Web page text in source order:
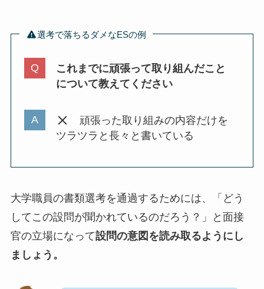
選考で落ちるダメなESの例
これまでに頑張って取り組んだこと
について教えてください
頑張った取り組みの内容だけを
ツラツラと長々と書いている
大学職員の書類選考を通過するためには、「どう
してこの設問が聞かれているのだろう？」と面接
官の立場になって設問の意図を読み取るようにし
ましょう。